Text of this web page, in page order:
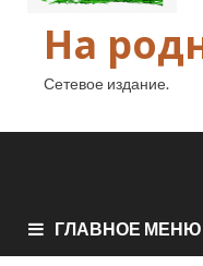
На
Сетевое издание.
ГЛАВНОЕ МЕНЮ